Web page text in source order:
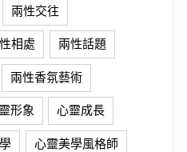
兩性交往
相處 兩性話題
兩性香氛藝術
形象 心靈成長
心靈美學風格師